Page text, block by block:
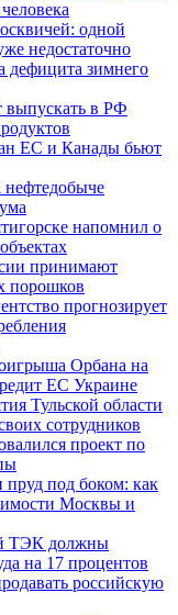
одной
недостаточно
дефицита зимнего
выпускать в РФ
ЕС и Канады бьют
напомнил о
принимают
порошков
прогнозирует
Орбана на
ЕС Украине
Тульской области
сотрудников
проект по
под боком: как
Москвы и
ТЭК должны
на 17 процентов
российскую